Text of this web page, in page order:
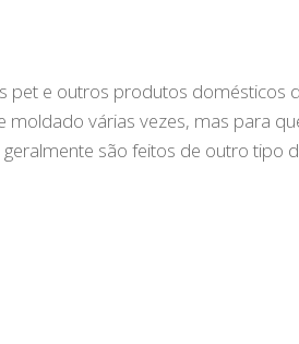
pet e outros produtos domésticos
moldado várias vezes, mas para
são feitos de outro tipo